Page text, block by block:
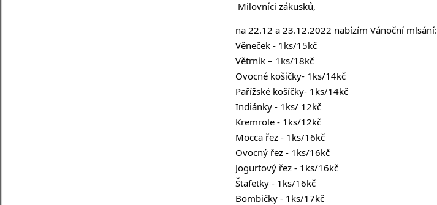
Milovníci zákusků,
na 22.12 a 23.12.2022 nabízím Vánoční mlsání:
Věneček - 1ks/15kč
Větrník – 1ks/18kč
Ovocné košíčky- 1ks/14kč
Pařížské košíčky- 1ks/14kč
Indiánky - 1ks/ 12kč
Kremrole - 1ks/12kč
Mocca řez - 1ks/16kč
Ovocný řez - 1ks/16kč
Jogurtový řez - 1ks/16kč
Štafetky - 1ks/16kč
Bombičky - 1ks/17kč